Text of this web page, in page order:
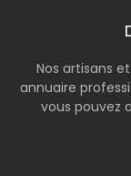
Nos artisans
annuaire
vous pouvez